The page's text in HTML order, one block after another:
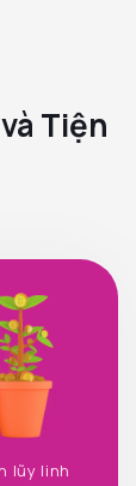
Tiện
lũy linh